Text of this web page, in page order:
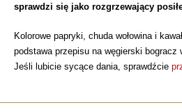
sprawdzi się jako rozgrzewający
Kolorowe papryki, chuda wołowina i
podstawa przepisu na węgierski bogracz
Jeśli lubicie sycące dania, sprawdźcie